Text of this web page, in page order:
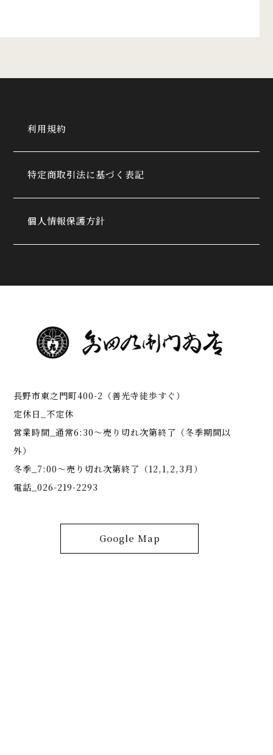
利用規約
特定商取引法に基づく表記
個人情報保護方針
長野市東之門町400-2（善光寺徒歩すぐ）
定休日_不定休
営業時間_通常6:30～売り切れ次第終了（冬季期間以
外）
冬季_7:00～売り切れ次第終了（12,1,2,3月）
電話_026-219-2293
Google Map